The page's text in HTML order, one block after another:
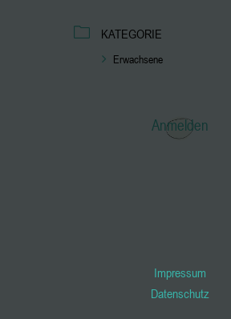
KATEGORIE
Erwachsene
Anmelden
Impressum
Datenschutz